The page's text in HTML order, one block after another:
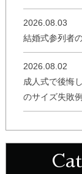
2026.08.03
結婚式参列者
2026.08.02
成人式で後悔
のサイズ失敗